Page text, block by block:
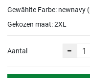
Gewählte Farbe: newnavy
Gekozen maat:2XL
Aantal